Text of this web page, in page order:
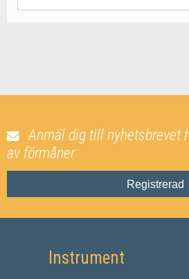
Anmäl dig till nyhetsbrevet
av förmåner
Registrerad
Instrument